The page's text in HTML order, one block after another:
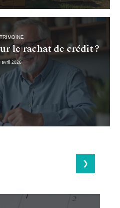
le rachat de crédit ?
avril 2026